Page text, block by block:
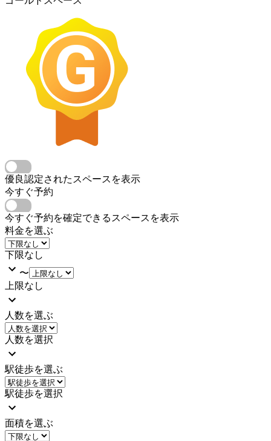
優良認定されたスペースを表示
今すぐ予約
今すぐ予約を確定できるスペースを表示
料金を選ぶ
下限なし
〜
上限なし
人数を選ぶ
人数を選択
駅徒歩を選ぶ
駅徒歩を選択
面積を選ぶ